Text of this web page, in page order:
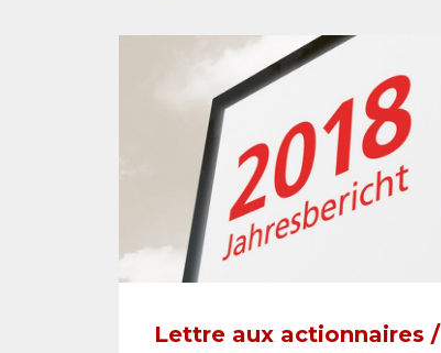
Lettre aux actionnaires /